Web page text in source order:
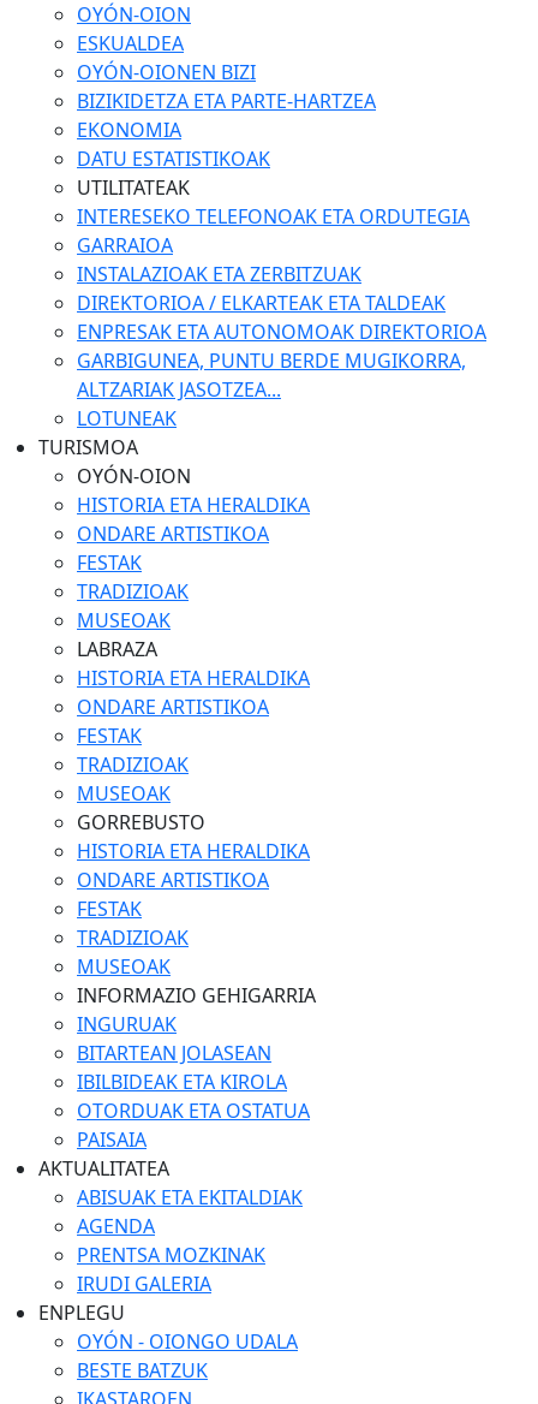
OYÓN-OION
ESKUALDEA
OYÓN-OIONEN BIZI
BIZIKIDETZA ETA PARTE-HARTZEA
EKONOMIA
DATU ESTATISTIKOAK
UTILITATEAK
INTERESEKO TELEFONOAK ETA ORDUTEGIA
GARRAIOA
INSTALAZIOAK ETA ZERBITZUAK
DIREKTORIOA / ELKARTEAK ETA TALDEAK
ENPRESAK ETA AUTONOMOAK DIREKTORIOA
GARBIGUNEA, PUNTU BERDE MUGIKORRA,
ALTZARIAK JASOTZEA...
LOTUNEAK
TURISMOA
OYÓN-OION
HISTORIA ETA HERALDIKA
ONDARE ARTISTIKOA
FESTAK
TRADIZIOAK
MUSEOAK
LABRAZA
HISTORIA ETA HERALDIKA
ONDARE ARTISTIKOA
FESTAK
TRADIZIOAK
MUSEOAK
GORREBUSTO
HISTORIA ETA HERALDIKA
ONDARE ARTISTIKOA
FESTAK
TRADIZIOAK
MUSEOAK
INFORMAZIO GEHIGARRIA
INGURUAK
BITARTEAN JOLASEAN
IBILBIDEAK ETA KIROLA
OTORDUAK ETA OSTATUA
PAISAIA
AKTUALITATEA
ABISUAK ETA EKITALDIAK
AGENDA
PRENTSA MOZKINAK
IRUDI GALERIA
ENPLEGU
OYÓN - OIONGO UDALA
BESTE BATZUK